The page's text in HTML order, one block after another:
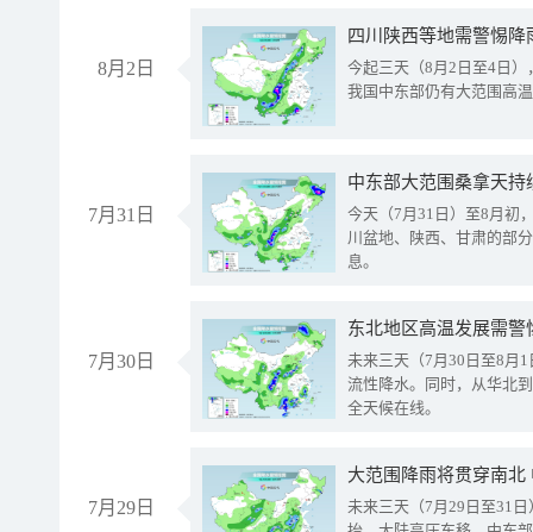
8月2日
今起三天（8月2日至4日
我国中东部仍有大范围高
7月31日
中东部大范围桑拿天
今天（7月31日）至8月初
川盆地、陕西、甘肃的部
息。
7月30日
东北地区高温发展需
未来三天（7月30日至8月
流性降水。同时，从华北
全天候在线。
7月29日
大范围降雨将贯穿南
未来三天（7月29日至31